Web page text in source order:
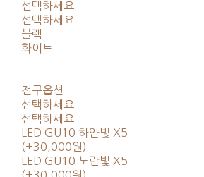
선택하세요.
선택하세요.
블랙
화이트
전구옵션
선택하세요.
선택하세요.
LED GU10 하얀빛 X5
(+30,000원)
LED GU10 노란빛 X5
(+30,000원)